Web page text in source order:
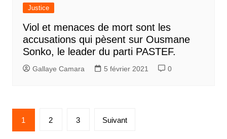
Justice
Viol et menaces de mort sont les
accusations qui pèsent sur Ousmane
Sonko, le leader du parti PASTEF.
Gallaye Camara 5 février 2021 0
Pagination
des
1 2 3 Suivant